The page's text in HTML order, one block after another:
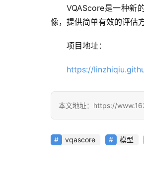
VQAScore是一种新
像，提供简单有效的评估
项目地址：
https://
本文地址：https://
vqascore 模型